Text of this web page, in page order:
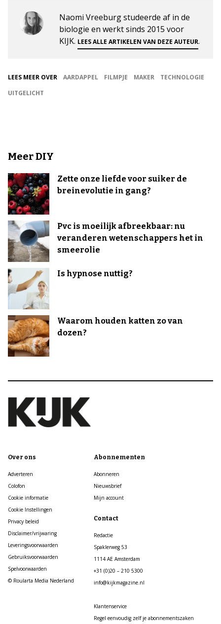
Naomi Vreeburg studeerde af in de
biologie en werkt sinds 2015 voor
KIJK. LEES ALLE ARTIKELEN VAN DEZE AUTEUR.
LEES MEER OVER AARDAPPEL FILMPJE MAKER
TECHNOLOGIE
UITGELICHT
Meer DIY
Zette onze liefde voor suiker de
breinevolutie in gang?
Pvc is moeilijk afbreekbaar: nu
veranderen wetenschappers het in
smeerolie
Is hypnose nuttig?
Waarom houden katten zo van
dozen?
Over ons
Adverteren
Colofon
Cookie informatie
Cookie Instellingen
Privacy beleid
Disclaimer/vrijwaring
Leveringsvoorwaarden
Gebruiksvoorwaarden
Spelvoorwaarden
© Roularta Media Nederland
Abonnementen
Abonneren
Nieuwsbrief
Mijn account
Contact
Redactie
Spaklerweg 53
1114 AE Amsterdam
+31 (0)20 – 210 5300
info@kijkmagazine.nl
Klantenservice
Regel eenvoudig zelf je abonnementszaken